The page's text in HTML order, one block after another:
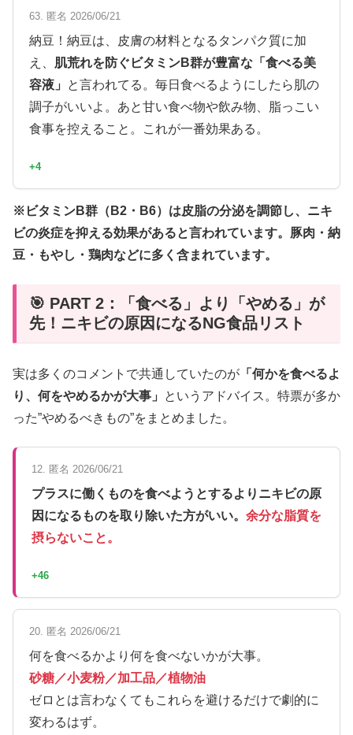
63. 匿名 2026/06/21
納豆！納豆は、皮膚の材料となるタンパク質に加
え、 肌荒れを防ぐビタミンB群が豊富な「食べる美
容液」
と言われてる。毎日食べるようにしたら肌の
調子がいいよ。あと甘い食べ物や飲み物、脂っこい
食事を控えること。これが一番効果ある。
+4
※ビタミンB群（B2・B6）は皮脂の分泌を調節し、ニキ
ビの炎症を抑える効果があると言われています。豚肉・納
豆・もやし・鶏肉などに多く含まれています。
🎯 PART 2：「食べる」より「やめる」が
先！ニキビの原因になるNG食品リスト
実は多くのコメントで共通していたのが 「何かを食べるよ
り、何をやめるかが大事」
というアドバイス。特票が多か
った”やめるべきもの”をまとめました。
12. 匿名 2026/06/21
プラスに働くものを食べようとするよりニキビの原
因になるものを取り除いた方がいい。 余分な脂質を
摂らないこと。
+46
20. 匿名 2026/06/21
何を食べるかより何を食べないかが大事。
砂糖／小麦粉／加工品／植物油
ゼロとは言わなくてもこれらを避けるだけで劇的に
変わるはず。